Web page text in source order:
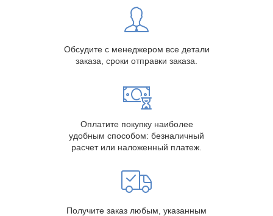
Обсудите с менеджером все детали
заказа, сроки отправки заказа.
Оплатите покупку наиболее
удобным способом: безналичный
расчет или наложенный платеж.
Получите заказ любым, указанным